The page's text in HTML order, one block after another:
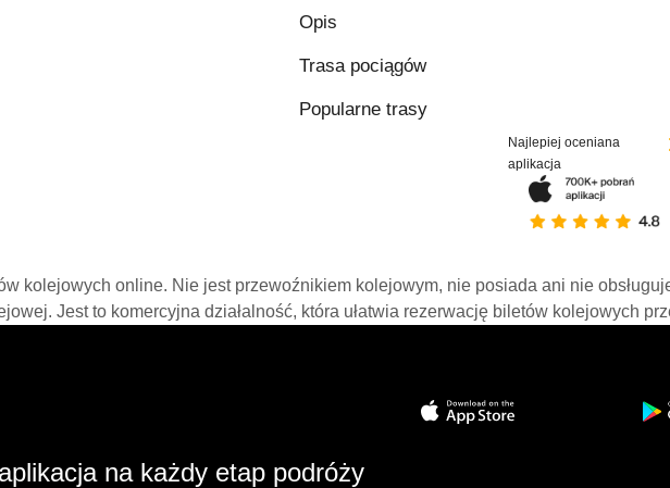
Opis
Trasa pociągów
Popularne trasy
Najlepiej oceniana
aplikacja
kolejowych online. Nie jest przewoźnikiem kolejowym, nie posiada ani nie
Jest to komercyjna działalność, która ułatwia rezerwację biletów kolejowych
na każdy etap podróży